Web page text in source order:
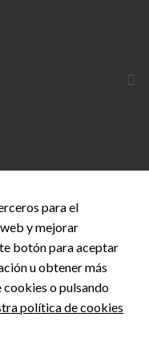
by
para el
y mejorar
botón para aceptar
u obtener más
o pulsando
política de cookies
que
la
estructura
la web, en